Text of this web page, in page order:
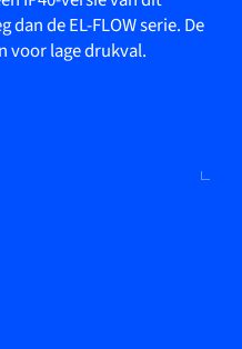
de EL-FLOW serie. De
voor lage drukval.